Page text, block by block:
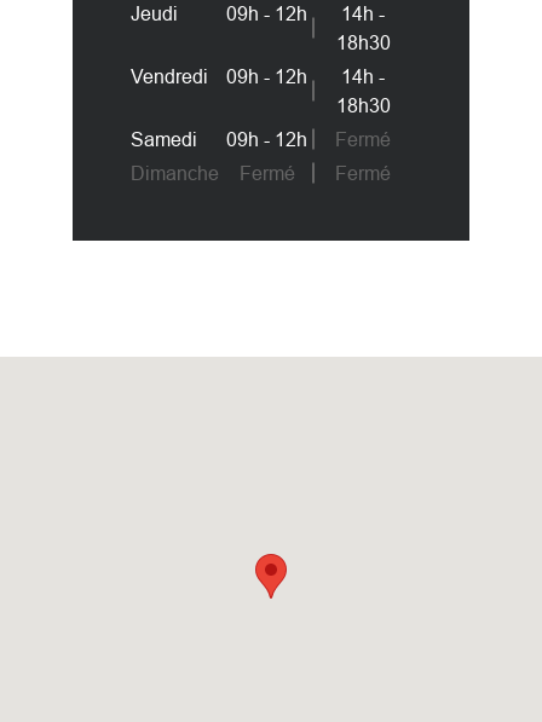
Jeudi
09h - 12h
14h -
18h30
Vendredi
09h - 12h
14h -
18h30
Samedi
09h - 12h
Fermé
Dimanche
Fermé Fermé